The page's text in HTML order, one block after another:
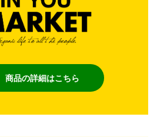
品の詳細はこちら